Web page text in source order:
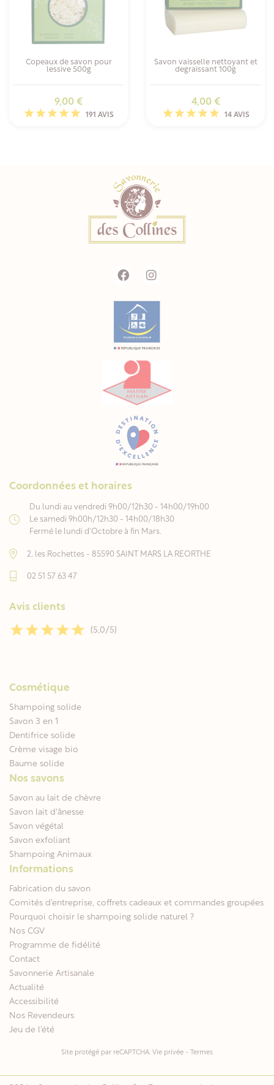
Copeaux de savon pour
lessive 500g
Prix
9,00 €
191 AVIS
Savon vaisselle nettoyant et
degraissant 100g
Prix
4,00 €
14 AVIS
Coordonnées et horaires
Du lundi au vendredi 9h00/12h30 - 14h00/19h00
Le samedi 9h00h/12h30 - 14h00/18h30
Fermé le lundi d'Octobre à fin Mars.
2, les Rochettes - 85590 SAINT MARS LA REORTHE
02 51 57 63 47
Avis clients
(5,0/5)
Cosmétique
Shampoing solide
Savon 3 en 1
Dentifrice solide
Crème visage bio
Baume solide
Nos savons
Savon au lait de chèvre
Savon lait d'ânesse
Savon végétal
Savon exfoliant
Shampoing Animaux
Informations
Fabrication du savon
Comités d'entreprise, coffrets cadeaux et commandes groupées
Pourquoi choisir le shampoing solide naturel ?
Nos CGV
Programme de fidélité
Contact
Savonnerie Artisanale
Actualité
Accessibilité
Nos Revendeurs
Jeu de l'été
Site protégé par reCAPTCHA. Vie privée - Termes